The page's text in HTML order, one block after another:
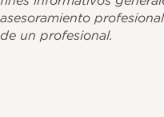
asesoramiento
de un profesional.